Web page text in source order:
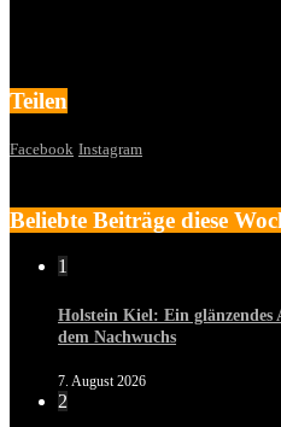
Teilen
Facebook Instagram
Beliebte Beiträge diese
1
Holstein Kiel: Ein glänzendes
dem Nachwuchs
7. August 2026
2